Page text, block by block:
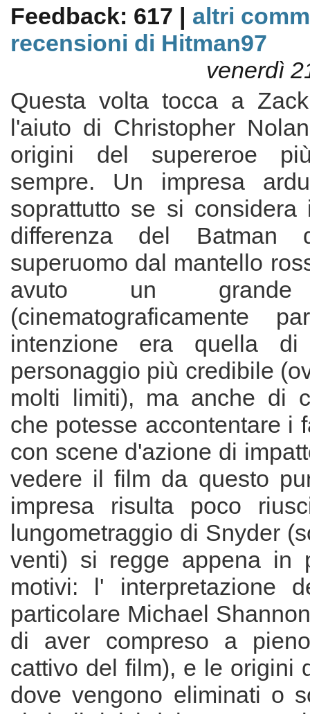
Feedback: 617 | altri
recensioni di Hitman97
venerdì
Questa volta tocca a
l'aiuto di Christopher
origini del supereroe
sempre. Un impresa
soprattutto se si
differenza del
superuomo dal mantello
avuto un grande
(cinematograficamente
intenzione era quella
personaggio più credibile
molti limiti), ma anche di
che potesse accontentare i
con scene d'azione di
vedere il film da questo
impresa risulta poco
lungometraggio di Snyder
venti) si regge appena in
motivi: l' interpretazione
particolare Michael
di aver compreso a
cattivo del film), e le origini
dove vengono eliminati o